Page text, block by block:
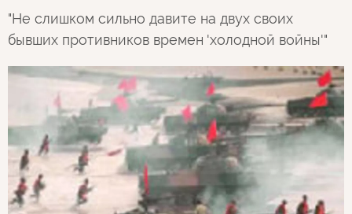
"Не слишком сильно давите на двух своих
бывших противников времен 'холодной войны'"